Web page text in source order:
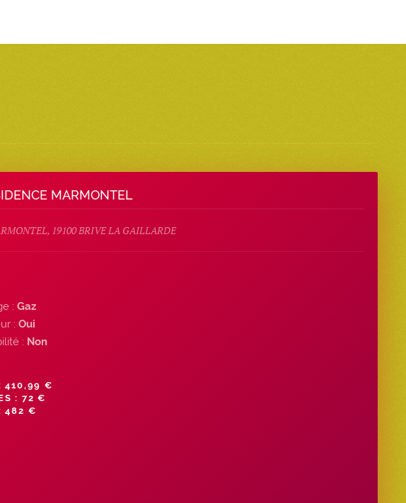
MARMONTEL
19100 BRIVE LA GAILLARDE
: Gaz
: Oui
: Non
410,99 €
: 72 €
482 €